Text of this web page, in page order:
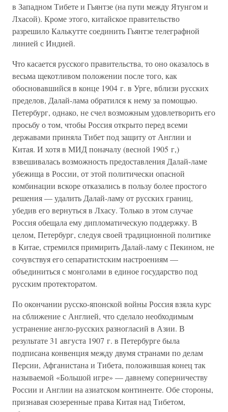
в Западном Тибете и Гьянтзе (на пути между Ятунгом и
Лхасой). Кроме этого, китайское правительство
разрешило Калькутте соединить Гьянтзе телеграфной
линией с Индией.
Что касается русского правительства, то оно оказалось в
весьма щекотливом положении после того, как
обосновавшийся в конце 1904 г. в Урге, вблизи русских
пределов, Далай-лама обратился к нему за помощью.
Петербург, однако, не счел возможным удовлетворить его
просьбу о том, чтобы Россия открыто перед всеми
державами приняла Тибет под защиту от Англии и
Китая. И хотя в МИД поначалу (весной 1905 г,)
взвешивалась возможность предоставления Далай-ламе
убежища в России, от этой политически опасной
комбинации вскоре отказались в пользу более простого
решения — удалить Далай-ламу от русских границ,
убедив его вернуться в Лхасу. Только в этом случае
Россия обещала ему дипломатическую поддержку. В
целом, Петербург, следуя своей традиционной политике
в Китае, стремился примирить Далай-ламу с Пекином, не
сочувствуя его сепаратистским настроениям —
объединиться с монголами в единое государство под
русским протекторатом.
По окончании русско-японской войны Россия взяла курс
на сближение с Англией, что сделало необходимым
устранение англо-русских разногласий в Азии. В
результате 31 августа 1907 г. в Петербурге была
подписана конвенция между двумя странами по делам
Персии, Афганистана и Тибета, положившая конец так
называемой «Большой игре» — давнему соперничеству
России и Англии на азиатском континенте. Обе стороны,
признавая сюзеренные права Китая над Тибетом,